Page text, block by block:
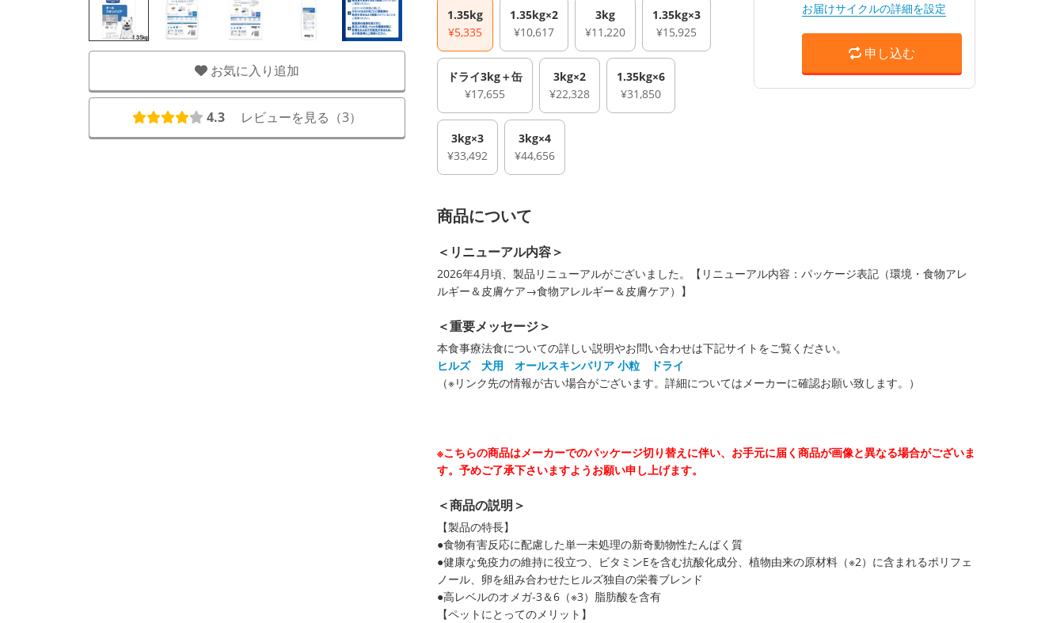
お気に入り追加
4.3 レビューを見る（3）
1.35kg
¥5,335
1.35kg×2
¥10,617
3kg
¥11,220
1.35kg×3
¥15,925
ドライ3kg＋缶
¥17,655
3kg×2
¥22,328
1.35kg×6
¥31,850
3kg×3
¥33,492
3kg×4
¥44,656
お届けサイクルの詳細を設定
申し込む
商品について
＜リニューアル内容＞
2026年4月頃、製品リニューアルがございました。【リニューアル内容：パッケージ表記（環境・食物アレ
ルギー＆皮膚ケア→食物アレルギー＆皮膚ケア）】
＜重要メッセージ＞
本食事療法食についての詳しい説明やお問い合わせは下記サイトをご覧ください。
ヒルズ 犬用 オールスキンバリア 小粒 ドライ
（※リンク先の情報が古い場合がございます。詳細についてはメーカーに確認お願い致します。）
※こちらの商品はメーカーでのパッケージ切り替えに伴い、お手元に届く商品が画像と異なる場合がございま
す。予めご了承下さいますようお願い申し上げます。
＜商品の説明＞
【製品の特長】
●食物有害反応に配慮した単一未処理の新奇動物性たんぱく質
●健康な免疫力の維持に役立つ、ビタミンEを含む抗酸化成分、植物由来の原材料（※2）に含まれるポリフェ
ノール、卵を組み合わせたヒルズ独自の栄養ブレンド
●高レベルのオメガ-3＆6（※3）脂肪酸を含有
【ペットにとってのメリット】